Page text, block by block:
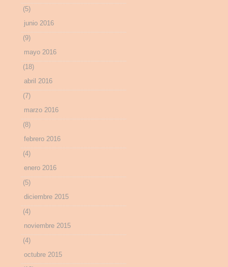
(5)
junio 2016
(9)
mayo 2016
(18)
abril 2016
(7)
marzo 2016
(8)
febrero 2016
(4)
enero 2016
(5)
diciembre 2015
(4)
noviembre 2015
(4)
octubre 2015